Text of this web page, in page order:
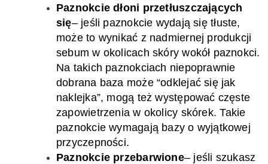
Paznokciedłoni przetłuszczających
się– jeśli paznokcie wydają się tłuste,
może to wynikać z nadmiernej produkcji
sebum w okolicach skóry wokół paznokci.
Na takich paznokciach niepoprawnie
dobrana baza może “odklejać się jak
naklejka”, mogą też występować częste
zapowietrzenia w okolicy skórek.Takie
paznokcie wymagają bazy o wyjątkowej
przyczepności.
Paznokcie przebarwione– jeśli szukasz